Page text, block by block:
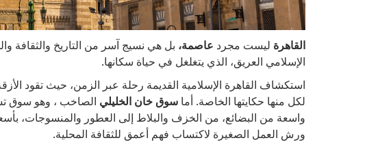
القاهرة ليست مجرد عاصمة، بل هي نسيج آسر من التاريخ والثقافة
الإسلامي العريق، الذي يتغلغل في حياة سكانها.
استكشاف القاهرة الإسلامية القديمة رحلة عبر الزمن، حيث تقود
لكل منها حكايتها الخاصة. أما سوق خان الخليلي الصاخب ، وهو سوق
واسعة من البضائع، من الخزف والبلاط إلى العطور والمنسوجات،
ورش العمل الصغيرة لاكتساب فهم أعمق للثقافة المحلية.